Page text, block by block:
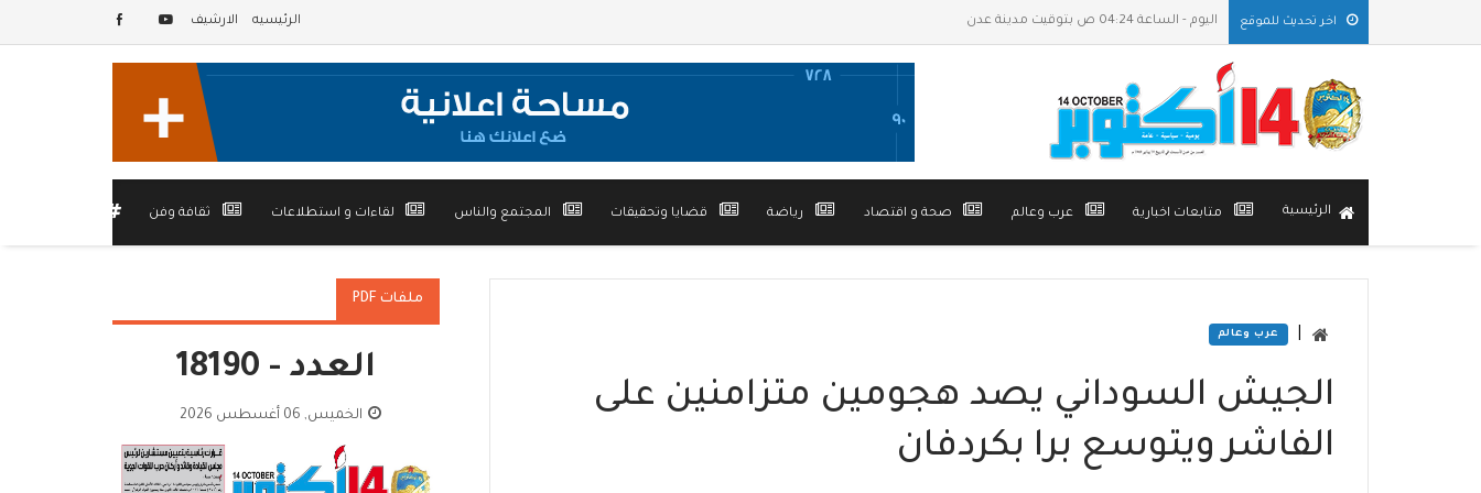
اخر تحديث للموقع اليوم - الساعة 04:24 ص بتوقيت مدينة عدن الرئيسيه الارشيف
الرئيسية متابعات اخبارية عرب وعالم صحة و اقتصاد رياضة قضايا وتحقيقات المجتمع والناس لقاءات و استطلاعات ثقافة وفن
عرب وعالم
الجيش السوداني يصد هجومين متزامنين على
الفاشر ويتوسع برا بكردفان
ملفات PDF
العدد - 18190
الخميس, 06 أغسطس 2026